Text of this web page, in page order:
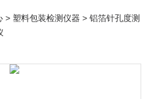
> 塑料包装检测仪器 >铝箔针孔度测